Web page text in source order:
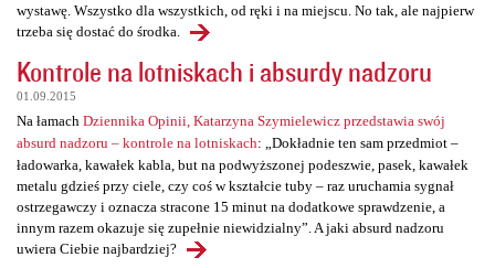
wystawę. Wszystko dla wszystkich, od ręki i na miejscu. No tak, ale najpierw
trzeba się dostać do środka.
Kontrole na lotniskach i absurdy nadzoru
01.09.2015
Na łamach Dziennika Opinii, Katarzyna Szymielewicz przedstawia swój
absurd nadzoru – kontrole na lotniskach: „Dokładnie ten sam przedmiot –
ładowarka, kawałek kabla, but na podwyższonej podeszwie, pasek, kawałek
metalu gdzieś przy ciele, czy coś w kształcie tuby – raz uruchamia sygnał
ostrzegawczy i oznacza stracone 15 minut na dodatkowe sprawdzenie, a
innym razem okazuje się zupełnie niewidzialny”. A jaki absurd nadzoru
uwiera Ciebie najbardziej?